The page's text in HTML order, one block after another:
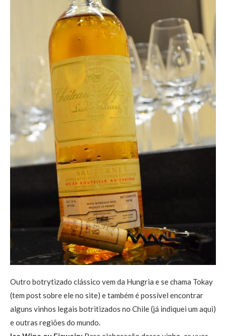
Outro botrytizado clássico vem da Hungria e se chama Tokay
(tem post sobre ele no site) e também é possível encontrar
alguns vinhos legais botritizados no Chile (já indiquei um aqui)
e outras regiões do mundo.